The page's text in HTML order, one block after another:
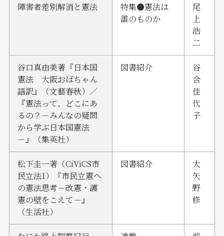
障害者差別解消と憲法
特集●憲法は
誰のものか
尾
上
浩
二
谷口真由美著『日本国
憲法 大阪おばちゃん
語訳』（文藝春秋）／
『憲法って、どこにあ
るの？－みんなの疑問
から学ぶ日本国憲法
－』（集英社）
図書紹介
谷
合
佳
代
子
松下圭一著（CiViCS市
民立法1）『市民立憲へ
の憲法思考－改憲・護
憲の壁をこえて－』
（生活社）
図書紹介
大
矢
野
修